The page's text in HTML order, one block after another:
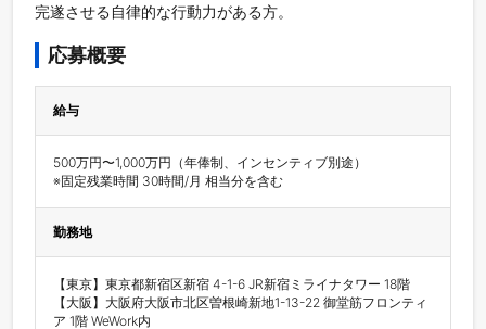
応募概要
給与
500万円〜1,000万円（年俸制、インセンティブ別途）
勤務地
【東京】東京都新宿区新宿 4-1-6 JR新宿ミライナタワー 18階
【大阪】大阪府大阪市北区曽根崎新地1-13-22 御堂筋フロンティ
ア 1階 WeWork内